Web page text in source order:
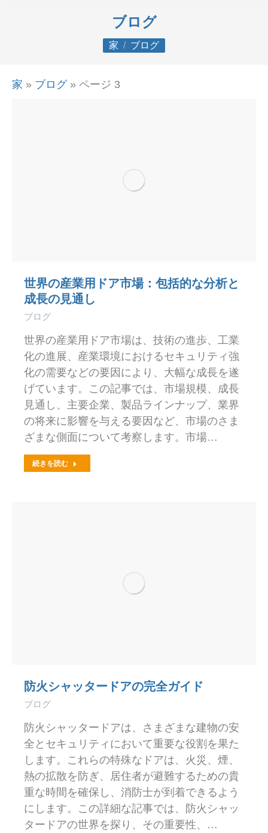
ブログ
あなたはここにいる：
家 ブログ
家 » ブログ» ページ 3
世界の産業用ドア市場：包括的な分析と
成長の見通し
ブログ
世界の産業用ドア市場は、技術の進歩、工業
化の進展、産業環境におけるセキュリティ強
化の需要などの要因により、大幅な成長を遂
げています。この記事では、市場規模、成長
見通し、主要企業、製品ラインナップ、業界
の将来に影響を与える要因など、市場のさま
ざまな側面について考察します。市場…
続きを読む
防火シャッタードアの完全ガイド
ブログ
防火シャッタードアは、さまざまな建物の安
全とセキュリティにおいて重要な役割を果た
します。これらの特殊なドアは、火災、煙、
熱の拡散を防ぎ、居住者が避難するための貴
重な時間を確保し、消防士が到着できるよう
にします。この詳細な記事では、防火シャッ
タードアの世界を探り、その重要性、…